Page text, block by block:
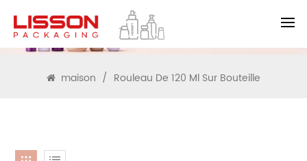
RECHERCHE
maison / Rouleau De 120 Ml Sur Bouteille